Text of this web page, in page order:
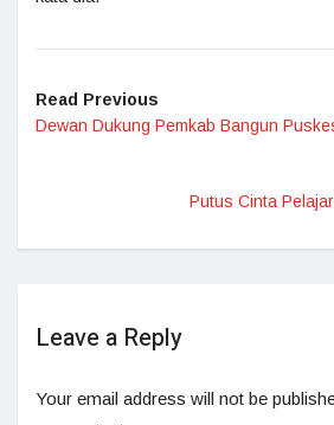
Read Previous
Dewan Dukung Pemkab Bangun
Putus Cinta
Leave a Reply
Your email address will not be